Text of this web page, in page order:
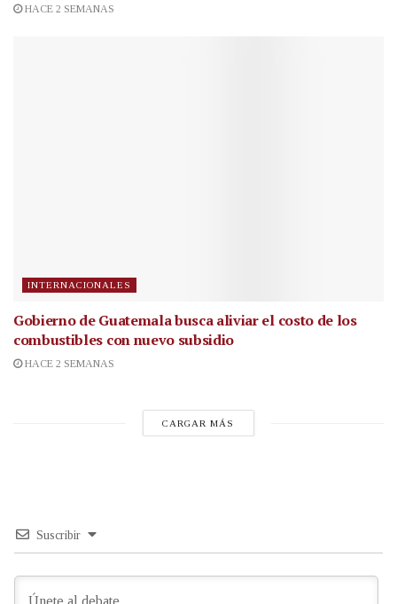
HACE 2 SEMANAS
INTERNACIONALES
Gobierno de Guatemala busca aliviar el costo de los
combustibles con nuevo subsidio
HACE 2 SEMANAS
CARGAR MÁS
Suscribir